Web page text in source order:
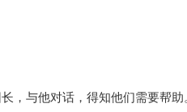
与他对话，得知他们需要帮助